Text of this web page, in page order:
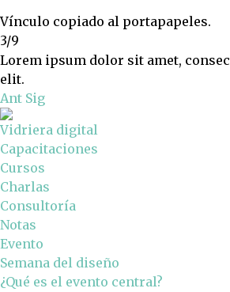
Vínculo copiado al portapapeles.
3/9
Lorem ipsum dolor sit amet,
elit.
Ant Sig
Vidriera digital
Capacitaciones
Cursos
Charlas
Consultoría
Notas
Evento
Semana del diseño
¿Qué es el evento central?